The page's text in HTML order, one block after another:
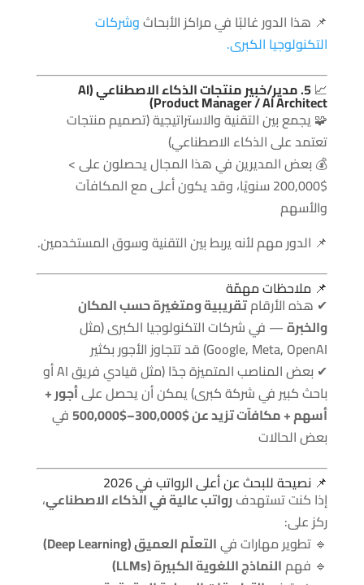
📌 هذا الدور غالبًا في مراكز الأبحاثوشركات
التكنولوجيا الكبرى.
📈
5. مدير/خبير منتجات الذكاء الاصطناعي (AI
Product Manager / AI Architect)
🧩 يجمع بين التقنية والاستراتيجية (تصميم منتجات
تعتمد على الذكاء الاصطناعي)
💰 بعض المديرين في هذا المجال يحصلون على >
$200,000 سنويًا، وقد يكون أعلى مع المكافآت
والأسهم
📌 الدور مهم لأنه يربط بين التقنية وسوق المستخدمين.
📌 ملاحظات مهمّة
✔ هذه الأرقامتقريبية ومتغيرة حسب المكان
والخبرة— في شركات التكنولوجيا الكبرى (مثل
Google, Meta, OpenAI) قد تتجاوز الأجور بكثير
✔ بعض المناصب المتميزة جدًا (مثل قيادي فريق AI أو
باحث كبير في شركة كبرى) يمكن أن يحصل علىأجور +
أسهم + مكافآت تزيد عن $300,000–$500,000
في
بعض الحالات
📌 نصيحة للبحث عن أعلى الرواتب في 2026
إذا كنت تستهدف رواتب عالية في الذكاء الاصطناعي،
ركز على:
🔹 تطوير مهارات فيالتعلّم العميق (Deep Learning)
🔹 فهمالنماذج اللغوية الكبيرة (LLMs)